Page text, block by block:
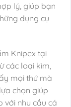
lý, giúp bạn
dụng cụ
Knipex tại
các loại kìm,
mọi thứ mà
chọn giúp
với nhu cầu cá